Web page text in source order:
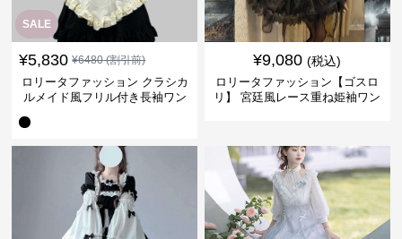
SALE
¥5,830 ¥6480(割引前)
ロリータファッション クラシカ
ルメイド風フリル付き長袖ワン
¥9,080 (税込)
ロリータファッション【ゴスロ
リ】 宮廷風レース重ね姫袖ワン